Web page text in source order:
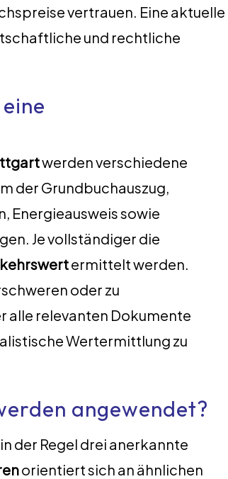
vertrauen. Eine aktuelle
und rechtliche
werden verschiedene
der Grundbuchauszug,
Energieausweis sowie
Je vollständiger die
ermittelt werden.
oder zu
alle relevanten Dokumente
Wertermittlung zu
angewendet?
der Regel drei anerkannte
orientiert sich an ähnlichen